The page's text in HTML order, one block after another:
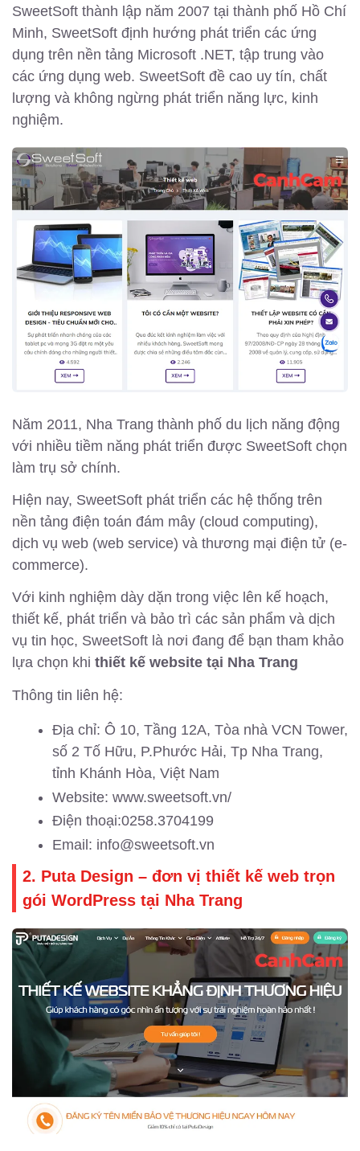
SweetSoft thành lập năm 2007 tại thành phố Hồ Chí
Minh, SweetSoft định hướng phát triển các ứng
dụng trên nền tảng Microsoft .NET, tập trung vào
các ứng dụng web. SweetSoft đề cao uy tín, chất
lượng và không ngừng phát triển năng lực, kinh
nghiệm.
Năm 2011, Nha Trang thành phố du lịch năng động
với nhiều tiềm năng phát triển được SweetSoft chọn
làm trụ sở chính.
Hiện nay, SweetSoft phát triển các hệ thống trên
nền tảng điện toán đám mây (cloud computing),
dịch vụ web (web service) và thương mại điện tử (e-
commerce).
Với kinh nghiệm dày dặn trong việc lên kế hoạch,
thiết kế, phát triển và bảo trì các sản phẩm và dịch
vụ tin học, SweetSoft là nơi đang để bạn tham khảo
lựa chọn khi thiết kế website tại Nha Trang
Thông tin liên hệ:
Địa chỉ: Ô 10, Tầng 12A, Tòa nhà VCN Tower,
số 2 Tố Hữu, P.Phước Hải, Tp Nha Trang,
tỉnh Khánh Hòa, Việt Nam
Website: www.sweetsoft.vn/
Điện thoại:0258.3704199
Email: info@sweetsoft.vn
2. Puta Design – đơn vị thiết kế web trọn
gói WordPress tại Nha Trang